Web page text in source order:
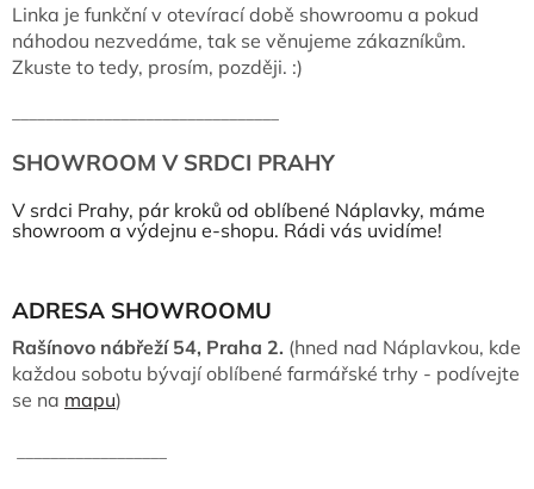
Linka je funkční v otevírací době showroomu a pokud
náhodou nezvedáme, tak se věnujeme zákazníkům.
Zkuste to tedy, prosím, později. :)
SHOWROOM V SRDCI PRAHY
V srdci Prahy, pár kroků od oblíbené Náplavky, máme
showroom a výdejnu e-shopu. Rádi vás uvidíme!
ADRESA SHOWROOMU
Rašínovo nábřeží 54, Praha 2. (hned nad Náplavkou, kde
každou sobotu bývají oblíbené farmářské trhy - podívejte
se na mapu)